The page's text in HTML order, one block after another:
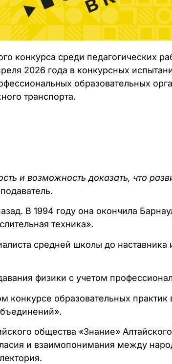
конкурса среди педагогических
2026 года в конкурсных
образовательных
транспорта.
и возможность доказать, что
В 1994 году она окончила
техника».
средней школы до наставника
физики с учетом
конкурсе образовательных
общества «Знание»
и взаимопонимания между